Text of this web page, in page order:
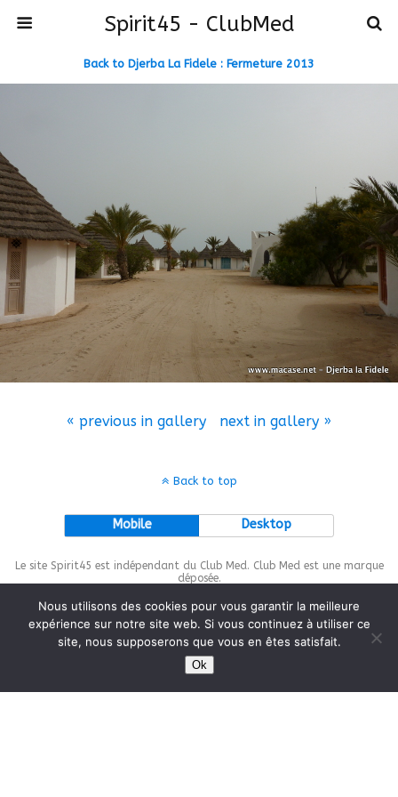
Spirit45 - ClubMed
Back to Djerba La Fidele : Fermeture 2013
« previous in gallery next in gallery »
Back to top
Mobile Desktop
Le site Spirit45 est indépendant du Club Med. Club Med est une marque
déposée.
This site is protected bywp-copyrightpro.com
Nous utilisons des cookies pour vous garantir la meilleure
expérience sur notre site web. Si vous continuez à utiliser ce
site, nous supposerons que vous en êtes satisfait.
Ok